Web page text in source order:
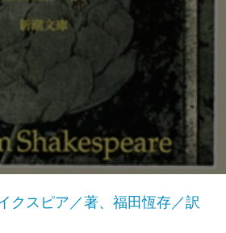
クスピア／著、福田恆存／訳